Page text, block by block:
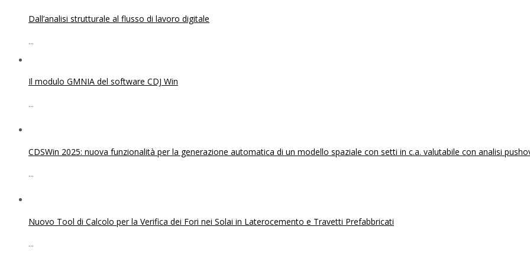
Dall’analisi strutturale al flusso di lavoro digitale
...
Il modulo GMNIA del software CDJ Win
...
CDSWin 2025: nuova funzionalità per la generazione automatica di un modello spaziale con setti in c.a. valutabile con analisi
...
Nuovo Tool di Calcolo per la Verifica dei Fori nei Solai in Laterocemento e Travetti Prefabbricati
...